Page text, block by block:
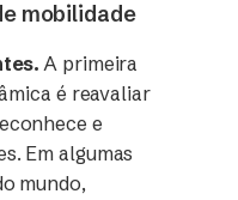
mobilidade
A primeira
é reavaliar
e
Em algumas
mundo,